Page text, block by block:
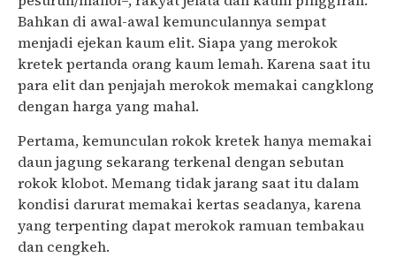
Bahkan di awal-awal kemunculannya sempat
menjadi ejekan kaum elit. Siapa yang merokok
kretek pertanda orang kaum lemah. Karena saat itu
para elit dan penjajah merokok memakai cangklong
dengan harga yang mahal.
Pertama, kemunculan rokok kretek hanya memakai
daun jagung sekarang terkenal dengan sebutan
rokok klobot. Memang tidak jarang saat itu dalam
kondisi darurat memakai kertas seadanya, karena
yang terpenting dapat merokok ramuan tembakau
dan cengkeh.